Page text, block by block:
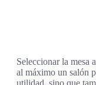
Seleccionar la mesa
al máximo un salón